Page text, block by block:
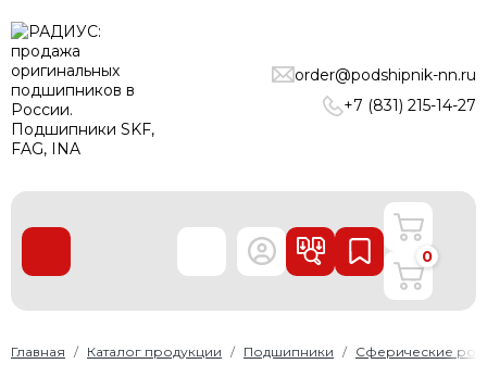
order@podshipnik-nn.ru
+7 (831) 215-14-27
ПОДШИПНИКИ
ЛИНЕЙНЫЕ ТЕХНОЛОГИИ
РЕМНИ
О нас
Доставка и оплата
0
Главная Каталог продукции Подшипники Сферические